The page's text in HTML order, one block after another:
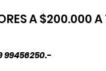
A $200.000
99456250.-